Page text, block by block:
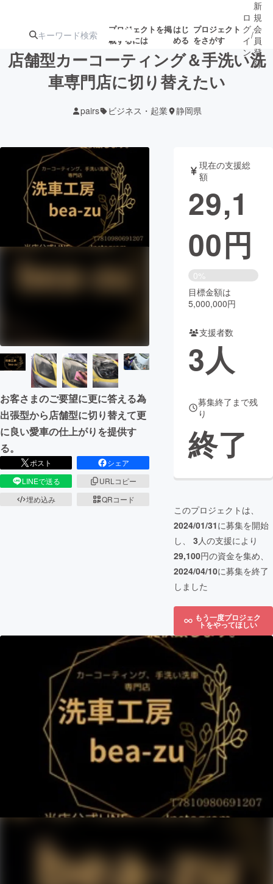
プロジェクトを掲
載するには
はじ
める
プロジェクト
をさがす
ターン
ジェクト
募集終了が近いプ
ロジェクト
アート・写真 音楽
テクノロジー・ガジェット ゲーム・
映像・映画 書籍・雑誌
ビジネス・起業 チャレンジ
まちづくり・地域活性化
CAMPFIRE Creation
CAMPFIREふるさと納税machi-ya コミュニティ
ロ
グ
イ
ン
/
新
規
会
員
登
録
店舗型カーコーティング＆手洗い洗
車専門店に切り替えたい
pairs ビジネス・起業 静岡県
お客さまのご要望に更に答える為
出張型から店舗型に切り替えて更
に良い愛車の仕上がりを提供す
る。
ポスト
シェア
LINEで送る
URLコピー
埋め込み
QRコード
現在の支援総
額
29,1
00円
0%
目標金額は
5,000,000円
支援者数
3人
募集終了まで残
り
終了
このプロジェクトは、
2024/01/31に募集を開始
し、 3人の支援により
29,100円の資金を集め、
2024/04/10に募集を終了
しました
もう一度プロジェク
トをやってほしい